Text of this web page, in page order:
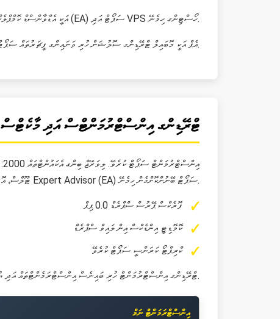
MT5 އަކީ އެޑްވާންސްޑް ކޮމްޕްލެކްސް ޓްރޭޑިންގ ސިސްޓަމް ހުރި އެކްސްޕާޓް އެޑްވައިޒަރ (EA) ސަޕޯޓް އަދި VPS ހޯސްޓިންގ ހިމެނޭ.
Exness Trade އެޕް އަކީ މޮބައިލް ޓްރޭޑިންގ ސޮލުޝަން ހުރި ވަނައިންގ ފީޗަރުތައް ސަޕޯޓް ކުރަން އެއްވެސް އެއްޗެއް ތަމްރީން ކަމަށް ޖެހޭ.
ޓްރޭޑިންގ އިންސްޓްރުމަންޓްސް އަދި މާކެޓްސް
ޓޫލްސް، އޮޓޯމޭޓެޑް ޓްރޭޑިންގ ސިސްޓަމް އަދި Expert Advisor (EA) ސަޕޯޓް ބޭނުންކޮށްގެން ހިމެނޭ.
ފޮރެކްސް ޕޭރުސް ސްޕްރެޑް 0.0 ޕިޕް
ކޮމޮޑިޓީ އިންޑެކްސް އިން ލައިވް ސްޕްރެޑް
ކްރިޕްޓޯ ކަރަންސީ ސަޕޯޓް ކުރެވޭ
ޓްރޭޑިންގ އިންސްޓްރުމަންޓް ހުރި ބައިނެސް އިންސްޓްރަމެންޓްތައް އަދި ޔުޒަރުން ދައްކާ ސްޕެކްޓްރަމް ބަޔާން ބޭނުންކޮށްގެން އިންސްޓްރަމެންޓް ހަވަރު ވިންޓެރސިޓީ ލިބެންވެސް ހިމެނޭ.
އިންސްޓްރަމަންޓް ނަމް